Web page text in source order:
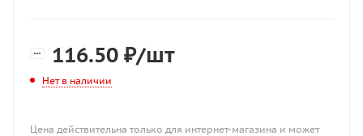
116.50 ₽/шт
Нет в наличии
Цена действительна только для интернет-магазина и может